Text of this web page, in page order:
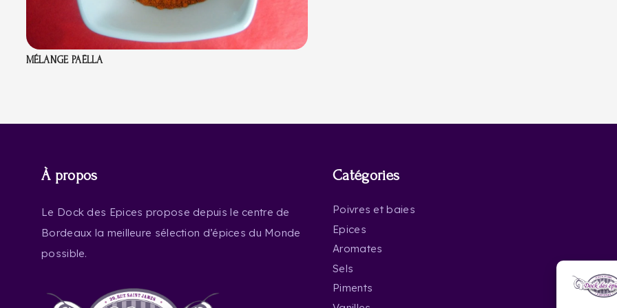
MÉLANGE PAËLLA
À propos
Le Dock des Epices propose depuis le centre de
Bordeaux la meilleure sélection d’épices du Monde
possible.
Catégories
Poivres et baies
Epices
Aromates
Sels
Piments